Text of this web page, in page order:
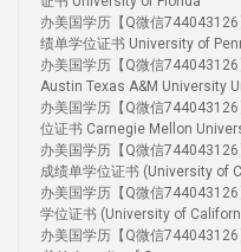
办美国学历【Q微信
绩单学位证书 University of
办美国学历【Q微信
Austin Texas A&M University
办美国学历【Q微信
位证书 Carnegie Mellon
办美国学历【Q微信
成绩单学位证书 (University of
办美国学历【Q微信
学位证书 (University of
办美国学历【Q微信